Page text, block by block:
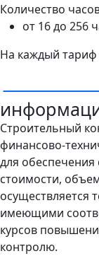
Количество
от 16 до 256
На каждый
Строительный
финансово-
для обеспечения
стоимости,
осуществляется
имеющими
курсов
контролю.